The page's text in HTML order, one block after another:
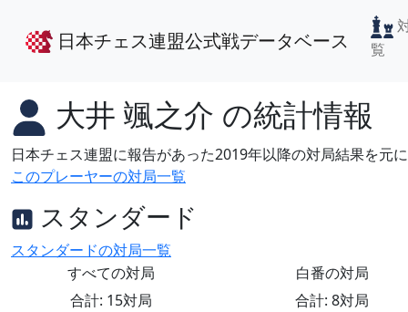
日本チェス連盟公式戦データベース
覧
大井 颯之介 の統計情報
日本チェス連盟に報告があった2019年以降の対局結果を元
このプレーヤーの対局一覧
スタンダード
スタンダードの対局一覧
すべての対局
合計: 15対局
白番の対局
合計: 8対局